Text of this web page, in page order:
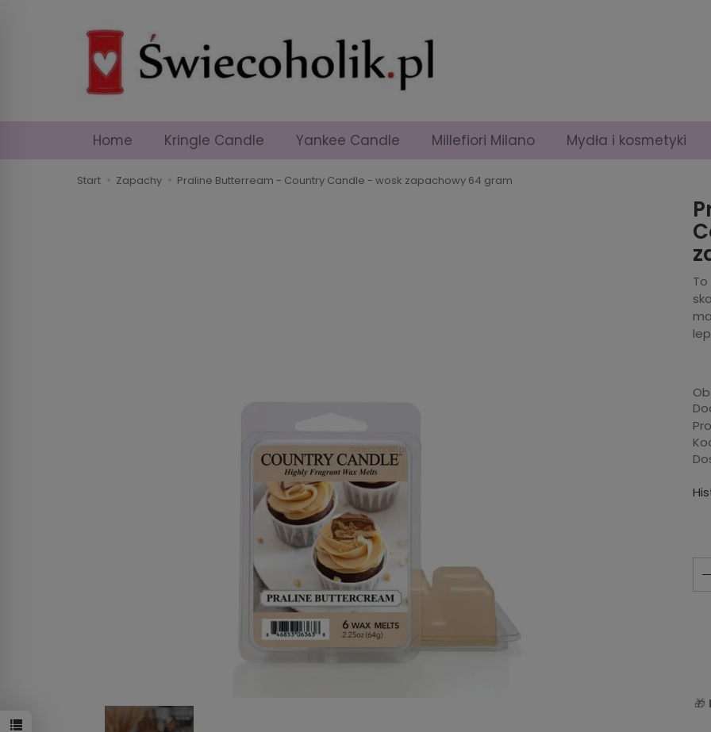
Home Kringle Candle Yankee Candle Millefiori Milano Mydła i kosmetyki
Start Zapachy Praline Butterream - Country Candle - wosk zapachowy 64 gram
🎁